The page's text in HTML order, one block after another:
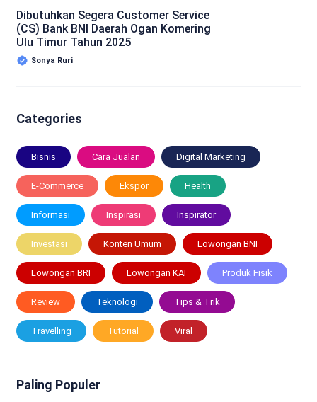
Dibutuhkan Segera Customer Service
(CS) Bank BNI Daerah Ogan Komering
Ulu Timur Tahun 2025
Sonya Ruri
Categories
Bisnis Cara Jualan Digital Marketing
E-Commerce Ekspor Health
Informasi Inspirasi Inspirator
Investasi Konten Umum Lowongan BNI
Lowongan BRI Lowongan KAI Produk Fisik
Review Teknologi Tips & Trik
Travelling Tutorial Viral
Paling Populer